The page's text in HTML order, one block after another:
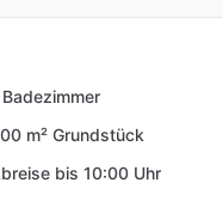
Badezimmer
m² Grundstück
bis 10:00 Uhr